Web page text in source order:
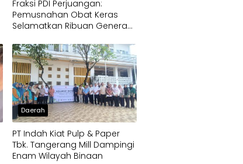
Fraksi PDI Perjuangan:
Pemusnahan Obat Keras
Selamatkan Ribuan Generasi
Daerah
PT Indah Kiat Pulp & Paper
Tbk. Tangerang Mill Dampingi
Enam Wilayah Binaan